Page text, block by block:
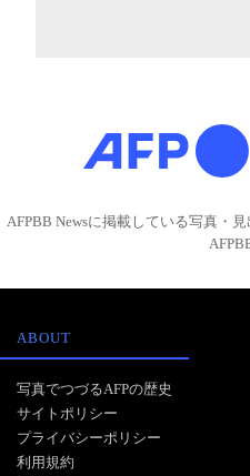
AFPBB Newsに掲載している写真・
ABOUT
写真でつづるAFPの歴史
サイトポリシー
プライバシーポリシー
利用規約